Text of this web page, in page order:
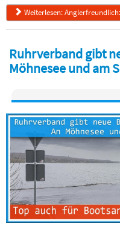
Weiterlesen:
Ruhrverband gibt
Möhnesee und am